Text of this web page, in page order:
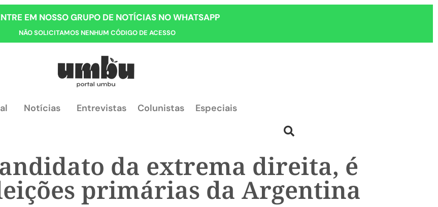
EM NOSSO GRUPO DE NOTÍCIAS NO WHATSAPP
NÃO SOLICITAMOS NENHUM CÓDIGO DE ACESSO
Notícias Entrevistas Colunistas Especiais
da extrema direita, é
primárias da Argentina